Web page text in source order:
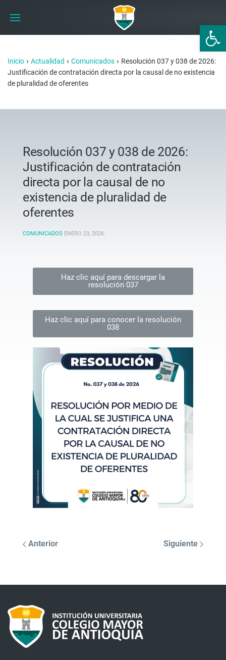
Abrir
Inicio › Actualidad › Comunicados › Resolución 037 y 038 de 2026:
Justificación de contratación directa por la causal de no existencia
de pluralidad de oferentes
Resolución 037 y 038 de 2026:
Justificación de contratación
directa por la causal de no
existencia de pluralidad de
oferentes
COMUNICADOS ENERO 23, 2026.
Haz clic aquí para descargar la
resolución 037
Haz clic aquí para conocer la resolución
038
Anterior Siguiente